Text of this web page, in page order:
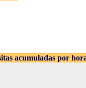
acumuladas por